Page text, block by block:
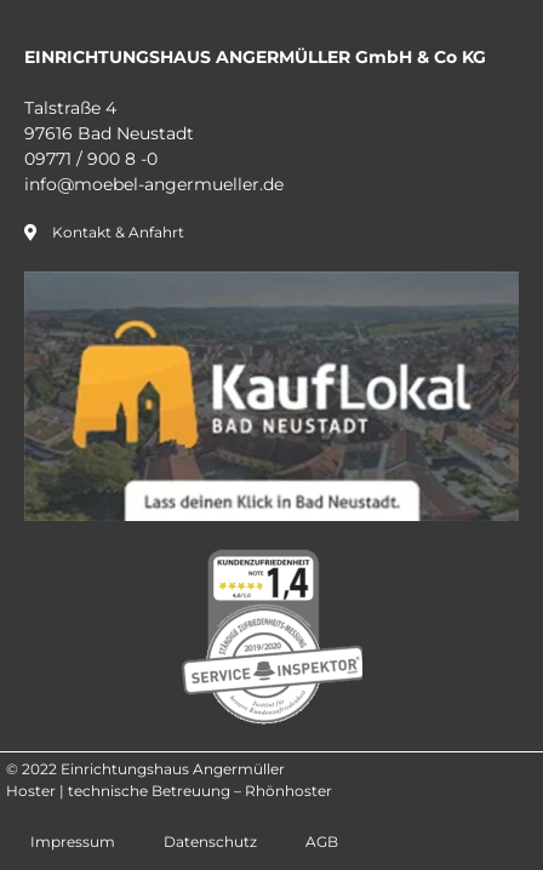
EINRICHTUNGSHAUS ANGERMÜLLER GmbH & Co KG
Talstraße 4
97616 Bad Neustadt
09771 / 900 8 -0
info@moebel-angermueller.de
Kontakt & Anfahrt
© 2022 Einrichtungshaus Angermüller
Hoster | technische Betreuung – Rhönhoster
Impressum Datenschutz AGB